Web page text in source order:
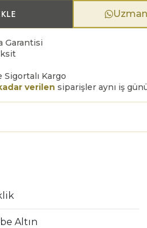
Garantisi
Kargo
verilen siparişler aynı iş
Altın